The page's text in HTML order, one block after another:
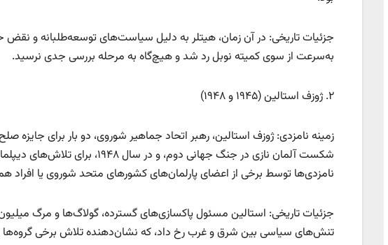
جزئیات تاریخی: در آن زمان، هیتلر به دلیل سیاست‌های توسعه‌طلبانه و
به‌سرعت از سوی کمیته نوبل رد شد و هیچ‌گاه به مرحله بررسی جدی نرسید.
۲. ژوزف استالین (۱۹۴۵ و ۱۹۴۸)
شکست آلمان نازی در جنگ جهانی
نامزدی‌ها توسط برخی از اعضای پارلمان‌های کشورهای متحد شوروی یا افراد
جزئیات تاریخی: استالین مسئول پاکسازی‌های گسترده، گولاگ‌ها و مرگ
تنش‌های سیاسی بین شرق و غرب رخ داد، که نشان‌دهنده تلاش برخی